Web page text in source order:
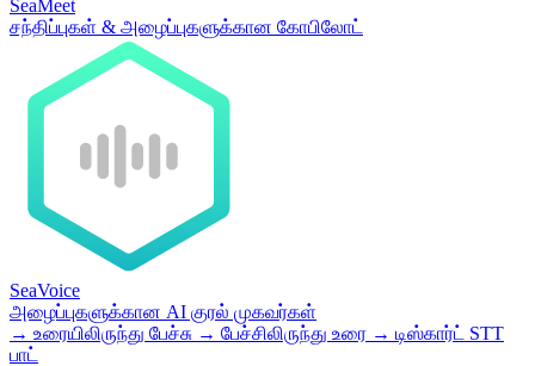
SeaMeet
சந்திப்புகள் & அழைப்புகளுக்கான கோபிலோட்
SeaVoice
அழைப்புகளுக்கான AI குரல் முகவர்கள்
→ உரையிலிருந்து பேச்சு → பேச்சிலிருந்து உரை → டிஸ்கார்ட் STT
பாட்